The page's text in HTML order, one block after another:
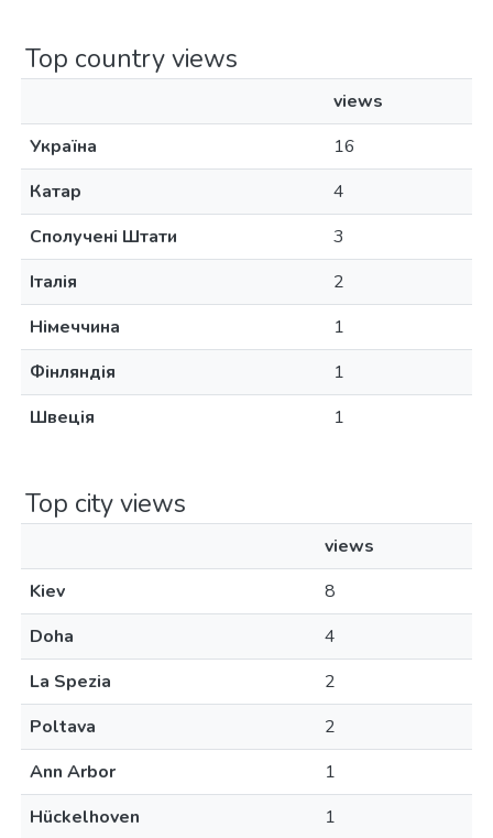
Top country views
views
Україна
16
Катар
4
Сполучені Штати
3
Італія
2
Німеччина
1
Фінляндія
1
Швеція
1
Top city views
views
Kiev
8
Doha
4
La Spezia
2
Poltava
2
Ann Arbor
1
Hückelhoven
1